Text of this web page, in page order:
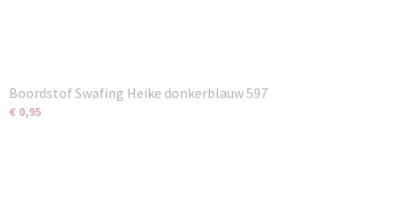
Boordstof Swafing Heike donkerblauw 597
€ 0,95